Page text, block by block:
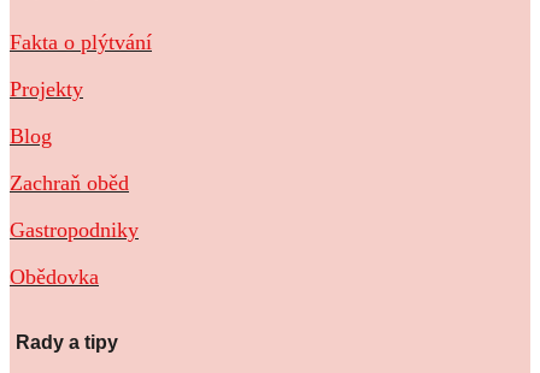
Fakta o plýtvání
Projekty
Blog
Zachraň oběd
Gastropodniky
Obědovka
Rady a tipy